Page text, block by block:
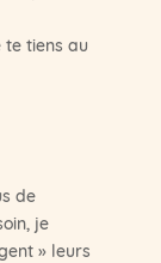
te tiens au
de
je
» leurs